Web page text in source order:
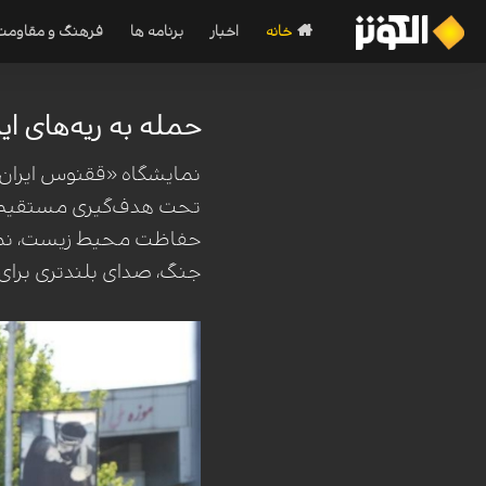
خانه اخبار برنامه ها فرهنگ و
حمله به ریه‌های
نمایشگاه «ققنوس
تحت هدف‌گیری مستقیم
حفاظت محیط زیست،
جنگ، صدای بلندتری